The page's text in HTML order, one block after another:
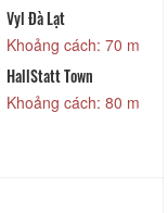
Vyl Đà Lạt
Khoảng cách: 70 m
HallStatt Town
Khoảng cách: 80 m